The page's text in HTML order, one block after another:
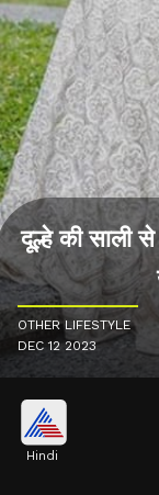
दूल्हे की साली
OTHER LIFESTYLE
DEC 12 2023
Hindi